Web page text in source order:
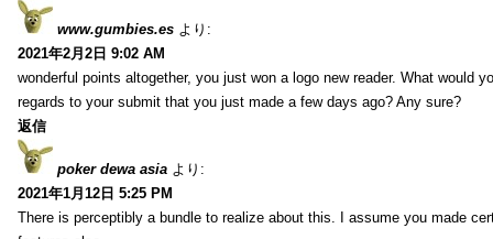
www.gumbies.es より:
2021年2月2日 9:02 AM
wonderful points altogether, you just won a logo new reader. What would
regards to your submit that you just made a few days ago? Any sure?
返信
poker dewa asia より:
2021年1月12日 5:25 PM
There is perceptibly a bundle to realize about this. I assume you made